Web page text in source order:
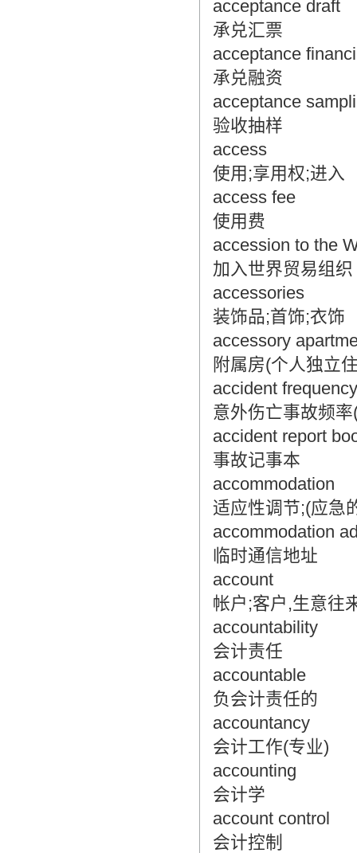
acceptance draft
承兑汇票
acceptance
承兑融资
acceptance
验收抽样
access
使用;享用权;进入
access fee
使用费
accession to the
加入世界贸易组织
accessories
装饰品;首饰;衣饰
accessory
附属房(个人独立
accident
意外伤亡事故频
accident report
事故记事本
accommodation
适应性调节;(应急
accommodation
临时通信地址
account
帐户;客户,生意往
accountability
会计责任
accountable
负会计责任的
accountancy
会计工作(专业)
accounting
会计学
account control
会计控制